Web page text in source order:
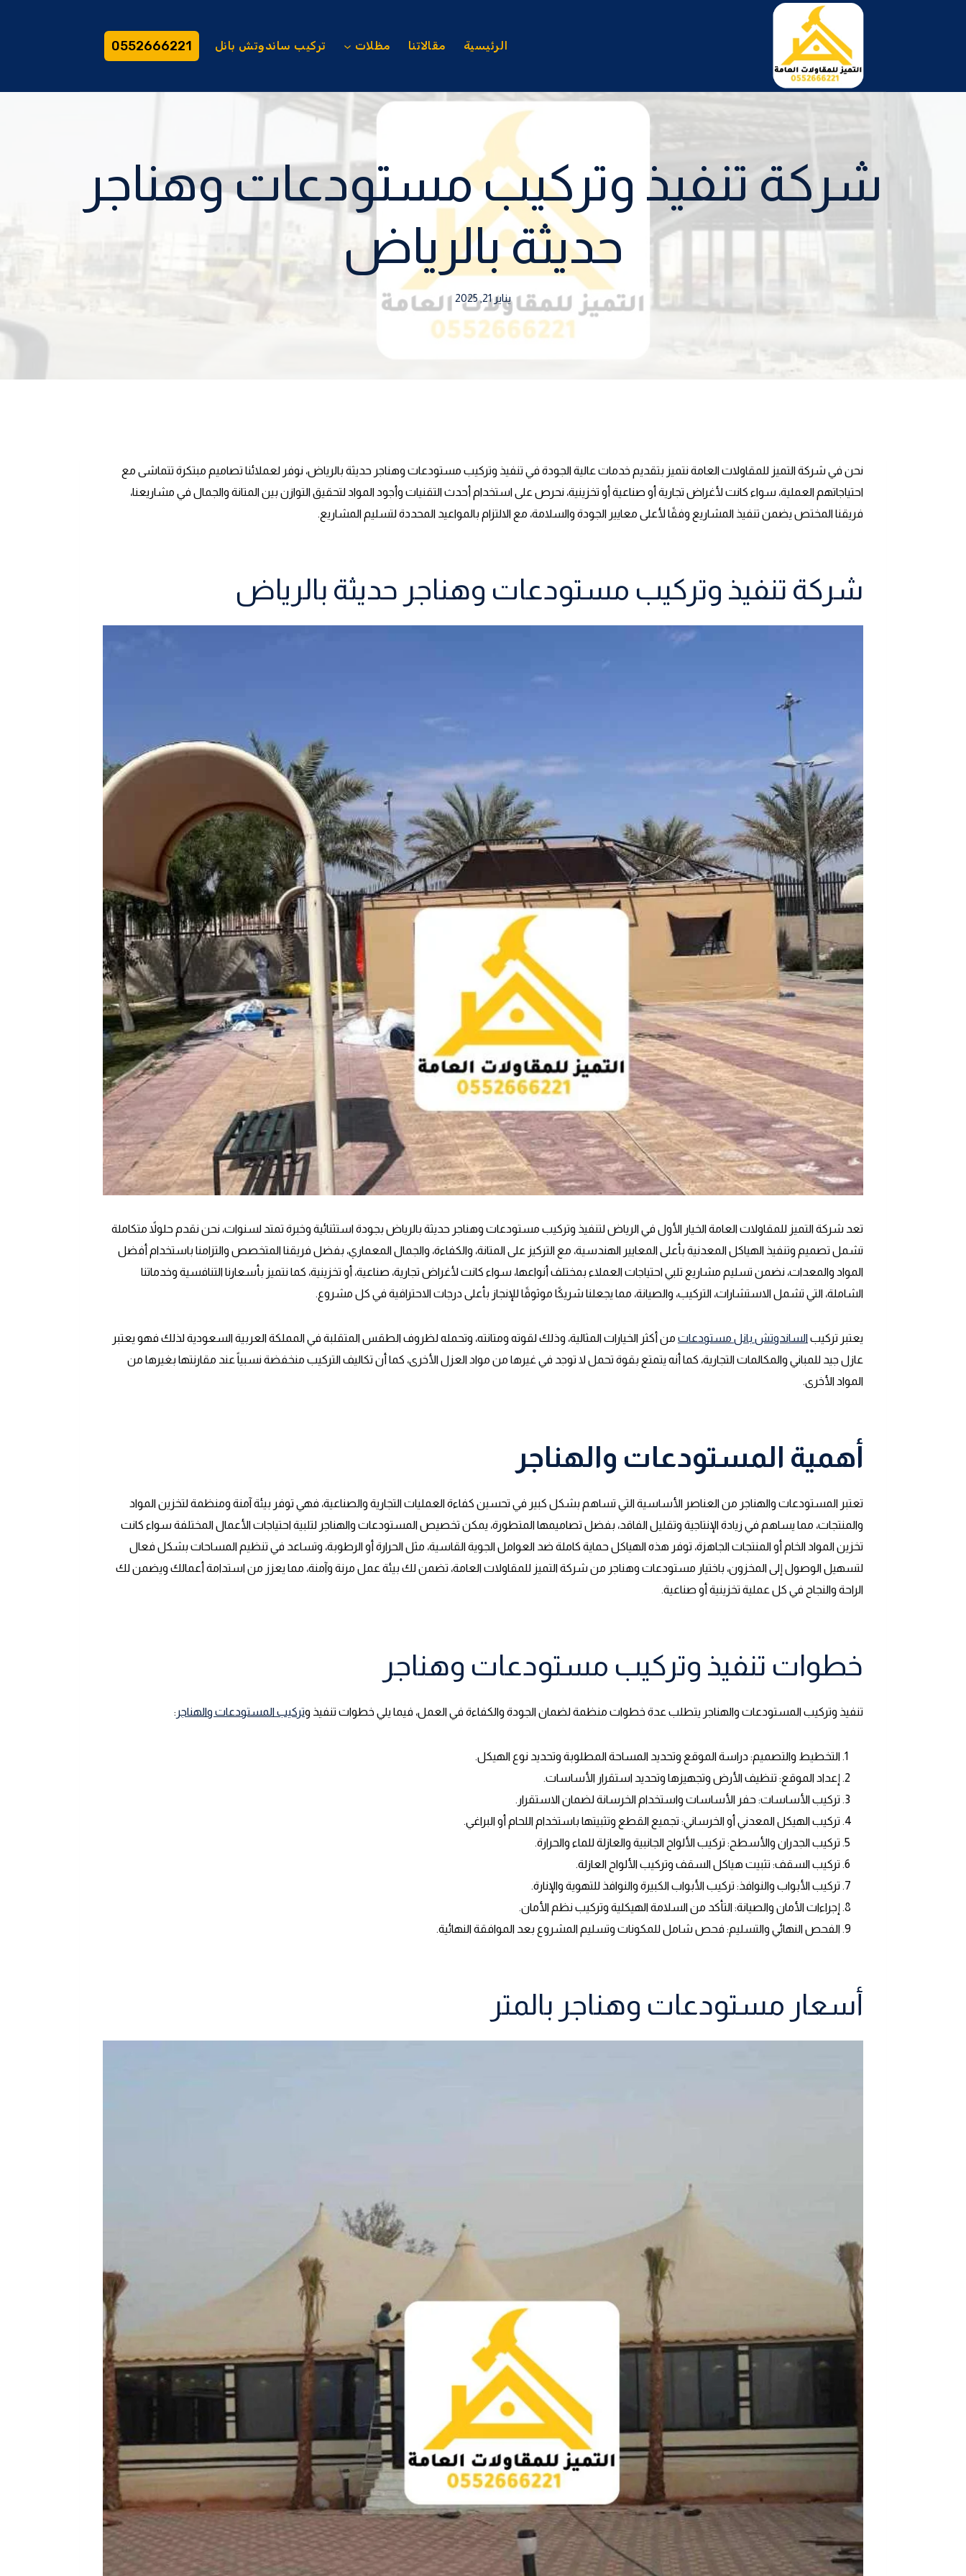
الرئيسية مقالاتنا مظلات تركيب ساندوتش بانل 0552666221
شركة تنفيذ وتركيب مستودعات وهناجر
حديثة بالرياض
يناير 21, 2025
نحن في شركة التميز للمقاولات العامة نتميز بتقديم خدمات عالية الجودة في تنفيذ وتركيب مستودعات وهناجر حديثة بالرياض، نوفر لعملائنا تصاميم مبتكرة تتماشى مع
احتياجاتهم العملية، سواء كانت لأغراض تجارية أو صناعية أو تخزينية، نحرص على استخدام أحدث التقنيات وأجود المواد لتحقيق التوازن بين المتانة والجمال في مشاريعنا،
فريقنا المختص يضمن تنفيذ المشاريع وفقًا لأعلى معايير الجودة والسلامة، مع الالتزام بالمواعيد المحددة لتسليم المشاريع.
شركة تنفيذ وتركيب مستودعات وهناجر حديثة بالرياض
تعد شركة التميز للمقاولات العامة الخيار الأول في الرياض لتنفيذ وتركيب مستودعات وهناجر حديثة بالرياض بجودة استثنائية وخبرة تمتد لسنوات، نحن نقدم حلولاً متكاملة
تشمل تصميم وتنفيذ الهياكل المعدنية بأعلى المعايير الهندسية، مع التركيز على المتانة، والكفاءة، والجمال المعماري، بفضل فريقنا المتخصص والتزامنا باستخدام أفضل
المواد والمعدات، نضمن تسليم مشاريع تلبي احتياجات العملاء بمختلف أنواعها، سواء كانت لأغراض تجارية، صناعية، أو تخزينية، كما نتميز بأسعارنا التنافسية وخدماتنا
الشاملة، التي تشمل الاستشارات، التركيب، والصيانة، مما يجعلنا شريكًا موثوقًا للإنجاز بأعلى درجات الاحترافية في كل مشروع.
يعتبر تركيب الساندوتش بانل مستودعات من أكثر الخيارات المثالية، وذلك لقوته ومتانته، وتحمله لظروف الطقس المتقلبة في المملكة العربية السعودية لذلك فهو يعتبر
عازل جيد للمباني والمكالمات التجارية، كما أنه يتمتع بقوة تحمل لا توجد في غيرها من مواد العزل الأخرى، كما أن تكاليف التركيب منخفضة نسبياً عند مقارنتها بغيرها من
المواد الأخرى.
أهمية المستودعات والهناجر
تعتبر المستودعات والهناجر من العناصر الأساسية التي تساهم بشكل كبير في تحسين كفاءة العمليات التجارية والصناعية، فهي توفر بيئة آمنة ومنظمة لتخزين المواد
والمنتجات، مما يساهم في زيادة الإنتاجية وتقليل الفاقد، بفضل تصاميمها المتطورة، يمكن تخصيص المستودعات والهناجر لتلبية احتياجات الأعمال المختلفة سواء كانت
تخزين المواد الخام أو المنتجات الجاهزة، توفر هذه الهياكل حماية كاملة ضد العوامل الجوية القاسية، مثل الحرارة أو الرطوبة، وتساعد في تنظيم المساحات بشكل فعال
لتسهيل الوصول إلى المخزون، باختيار مستودعات وهناجر من شركة التميز للمقاولات العامة، تضمن لك بيئة عمل مرنة وآمنة، مما يعزز من استدامة أعمالك ويضمن لك
الراحة والنجاح في كل عملية تخزينية أو صناعية.
خطوات تنفيذ وتركيب مستودعات وهناجر
تنفيذ وتركيب المستودعات والهناجر يتطلب عدة خطوات منظمة لضمان الجودة والكفاءة في العمل، فيما يلي خطوات تنفيذ وتركيب المستودعات والهناجر :
التخطيط والتصميم: دراسة الموقع وتحديد المساحة المطلوبة وتحديد نوع الهيكل.
إعداد الموقع: تنظيف الأرض وتجهيزها وتحديد استقرار الأساسات.
تركيب الأساسات: حفر الأساسات واستخدام الخرسانة لضمان الاستقرار.
تركيب الهيكل المعدني أو الخرساني: تجميع القطع وتثبيتها باستخدام اللحام أو البراغي.
تركيب الجدران والأسطح: تركيب الألواح الجانبية والعازلة للماء والحرارة.
تركيب السقف: تثبيت هياكل السقف وتركيب الألواح العازلة.
تركيب الأبواب والنوافذ: تركيب الأبواب الكبيرة والنوافذ للتهوية والإنارة.
إجراءات الأمان والصيانة: التأكد من السلامة الهيكلية وتركيب نظم الأمان.
الفحص النهائي والتسليم: فحص شامل للمكونات وتسليم المشروع بعد الموافقة النهائية.
أسعار مستودعات وهناجر بالمتر